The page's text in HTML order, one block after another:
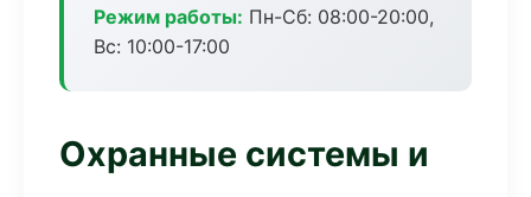
Режим работы: Пн-Сб: 08:00-20:00,
Вс: 10:00-17:00
Охранные системы и